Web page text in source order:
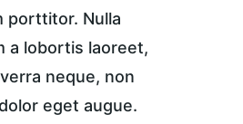
porttitor. Nulla
a lobortis laoreet,
neque, non
eget augue.